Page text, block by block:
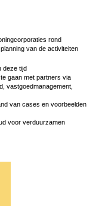
rond
van de activiteiten
deze tijd
gaan met partners via
vastgoedmanagement,
van cases en voorbeelden
voor verduurzamen